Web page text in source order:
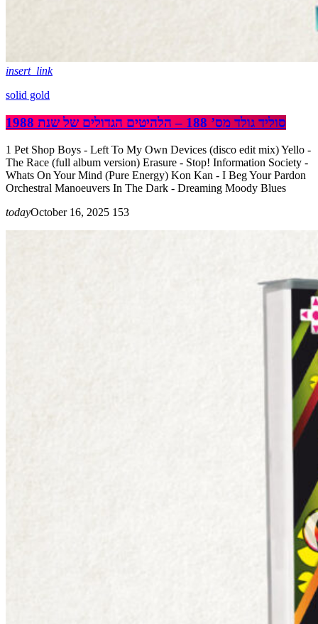
insert_link
solid gold
סוליד גולד מס’ 188 – הלהיטים הגדולים של שנת 1988
1 Pet Shop Boys - Left To My Own Devices (disco edit mix) Yello -
The Race (full album version) Erasure - Stop! Information Society -
Whats On Your Mind (Pure Energy) Kon Kan - I Beg Your Pardon
Orchestral Manoeuvers In The Dark - Dreaming Moody Blues
todayOctober 16, 2025 153